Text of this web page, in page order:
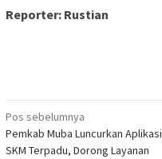
Reporter: Rustian
Navigasi
pos
Pos sebelumnya
Pemkab Muba Luncurkan Aplikasi
SKM Terpadu, Dorong Layanan